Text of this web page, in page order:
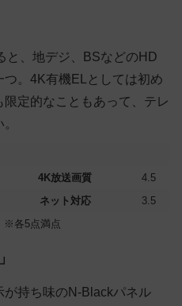
と、地デジ、BSなどのHD
つ。4K有機ELとしては初め
定的なこともあって、テレ
4K放送画質
4.5
ネット対応
3.5
※各5点満点
持ち味のN-Blackパネル